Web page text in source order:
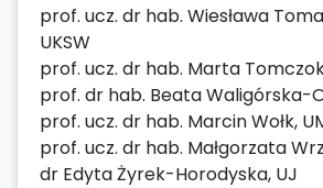
prof. ucz. dr hab. Wiesława
UKSW
prof. ucz. dr hab. Marta
prof. dr hab. Beata Waligórska-
prof. ucz. dr hab. Marcin Wołk,
prof. ucz. dr hab. Małgorzata
dr Edyta Żyrek-Horodyska, UJ